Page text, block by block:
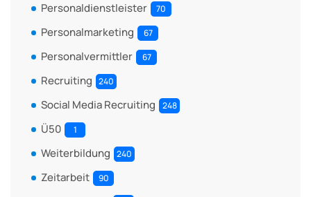
Personaldienstleister 70
Personalmarketing 67
Personalvermittler 67
Recruiting 240
Social Media Recruiting 248
Ü50 1
Weiterbildung 240
Zeitarbeit 90